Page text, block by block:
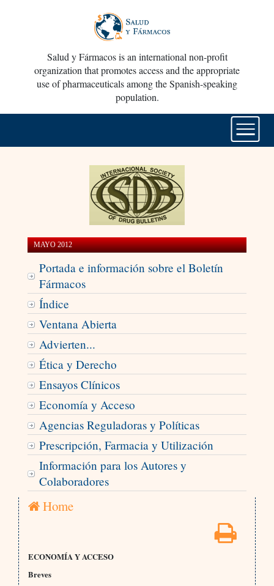
Salud y Fármacos is an international non-profit
organization that promotes access and the appropriate
use of pharmaceuticals among the Spanish-speaking
population.
MAYO 2012
Portada e información sobre el Boletín
Fármacos
Índice
Ventana Abierta
Advierten...
Ética y Derecho
Ensayos Clínicos
Economía y Acceso
Agencias Reguladoras y Políticas
Prescripción, Farmacia y Utilización
Información para los Autores y
Colaboradores
Home
ECONOMÍA Y ACCESO
Breves